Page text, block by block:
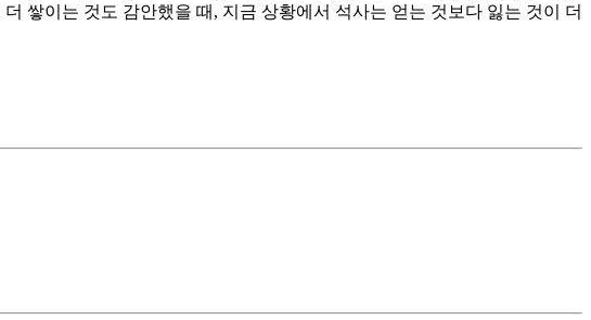
쌓이는 것도 감안했을 때, 지금 상황에서 석사는 얻는 것보다 잃는 것이 더